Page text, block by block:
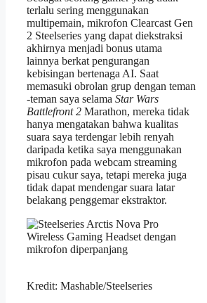
terlalu sering menggunakan
multipemain, mikrofon Clearcast Gen
2 Steelseries yang dapat diekstraksi
akhirnya menjadi bonus utama
lainnya berkat pengurangan
kebisingan bertenaga AI. Saat
memasuki obrolan grup dengan teman
-teman saya selama Star Wars
Battlefront 2 Marathon, mereka tidak
hanya mengatakan bahwa kualitas
suara saya terdengar lebih renyah
daripada ketika saya menggunakan
mikrofon pada webcam streaming
pisau cukur saya, tetapi mereka juga
tidak dapat mendengar suara latar
belakang penggemar ekstraktor.
Kredit: Mashable/Steelseries